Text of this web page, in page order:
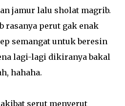
jamur lalu sholat magrib.
rasanya perut gak enak
semangat untuk beresin
lagi-lagi dikiranya bakal
hahaha.
serut menyerut